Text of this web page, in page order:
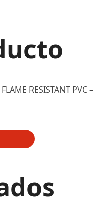
RESISTANT PVC –